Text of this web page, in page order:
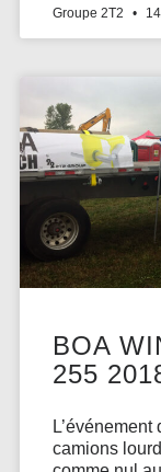
Groupe 2T2
BOA
255
camions